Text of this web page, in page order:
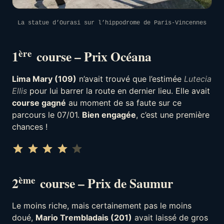
La statue d’Ourasi sur l’hippodrome de Paris-Vincennes
1ère course – Prix Océana
Lima Mary (109) n’avait trouvé que l’estimée Lutecia
Ellis pour lui barrer la route en dernier lieu. Elle avait
course gagné au moment de sa faute sur ce
parcours le 07/01. Bien engagée, c’est une première
chances !
⭐⭐ ⭐⭐
2ème course – Prix de Saumur
Le moins riche, mais certainement pas le moins
doué, Mario Trembladais (201) avait laissé de gros